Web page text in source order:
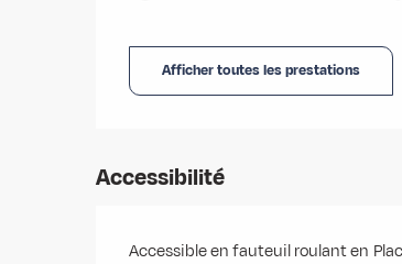
Afficher toutes les prestations
Accessibilité
Accessible en fauteuil roulant en